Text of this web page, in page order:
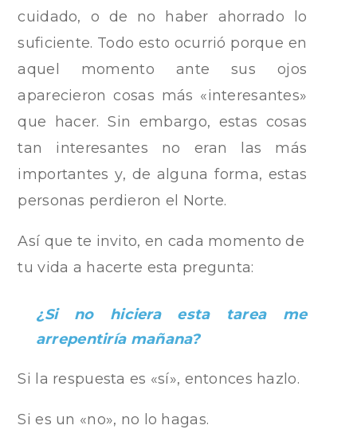
cuidado, o de no haber ahorrado lo
suficiente. Todo esto ocurrió porque en
aquel momento ante sus ojos
aparecieron cosas más «interesantes»
que hacer. Sin embargo, estas cosas
tan interesantes no eran las más
importantes y, de alguna forma, estas
personas perdieron el Norte.
Así que te invito, en cada momento de
tu vida a hacerte esta pregunta:
¿Si no hiciera esta tarea me
arrepentiría mañana?
Si la respuesta es «sí», entonces hazlo.
Si es un «no», no lo hagas.